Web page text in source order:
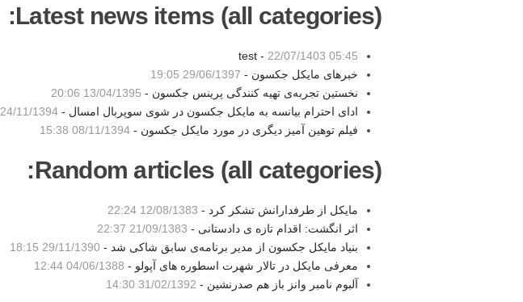
Latest news items (all categories):
test - 22/07/1403 05:45
خبرهای مایکل جکسون - 29/06/1397 19:05
نخستین تجربه‌ی تهیه کنندگی پرینس جکسون - 13/04/1395 20:06
ادای احترام بیانسه به مایکل جکسون در شوی سوپربال امسال -24/11/1394 20:17
فیلم توهین آمیز دیگری در مورد مایکل جکسون -08/11/1394 15:38
Random articles (all categories):
مايكل از طرفدارانش تشكر كرد - 12/08/1383 22:24
اثر انگشت: اقدام تازه ی دادستانی - 21/09/1383 22:37
بنیاد مایکل جکسون از مدیر برنامه‌ی سابق شاکی شد - 29/11/1390 18:15
معرفی مایکل در تالار شهرت اسطوره های آپولو - 04/06/1388 12:44
آلبوم نامبر وانز باز هم صدرنشین - 31/02/1392 14:30